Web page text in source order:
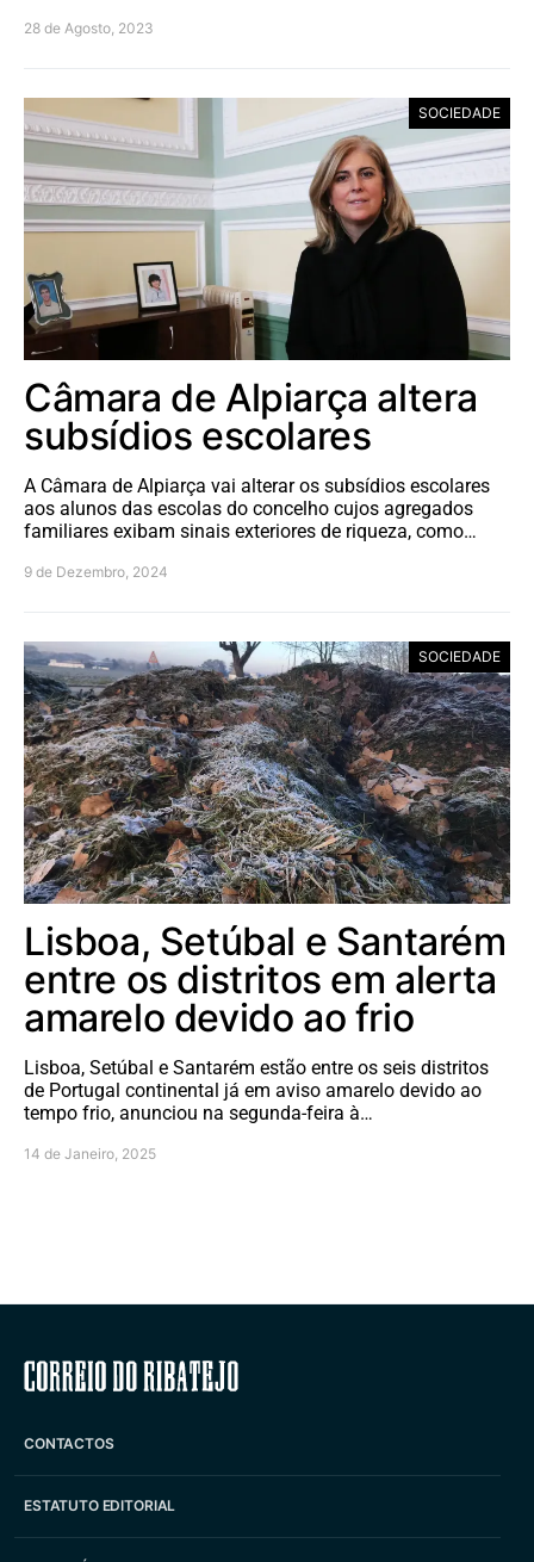
28 de Agosto, 2023
SOCIEDADE
Câmara de Alpiarça altera
subsídios escolares
A Câmara de Alpiarça vai alterar os subsídios escolares
aos alunos das escolas do concelho cujos agregados
familiares exibam sinais exteriores de riqueza, como…
9 de Dezembro, 2024
SOCIEDADE
Lisboa, Setúbal e Santarém
entre os distritos em alerta
amarelo devido ao frio
Lisboa, Setúbal e Santarém estão entre os seis distritos
de Portugal continental já em aviso amarelo devido ao
tempo frio, anunciou na segunda-feira à…
14 de Janeiro, 2025
Correio do Ribatejo
CONTACTOS
ESTATUTO EDITORIAL